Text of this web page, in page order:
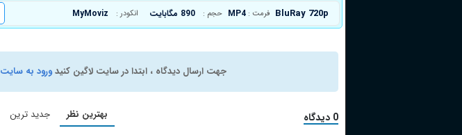
BluRay 720p فرمت : MP4 حجم : 890 مگابایت انکودر : MyMoviz
جهت ارسال دیدگاه ، ابتدا در سایت لاگین کنیدورود به سایت
0 دیدگاه بهترین نظر جدید ترین